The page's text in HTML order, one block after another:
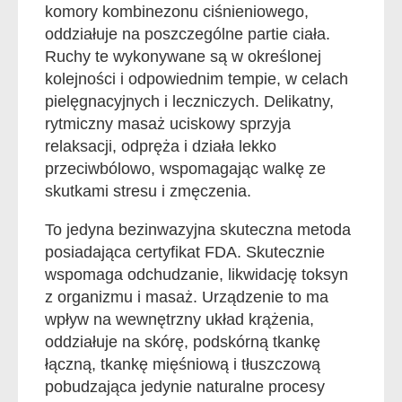
komory kombinezonu ciśnieniowego,
oddziałuje na poszczególne partie ciała.
Ruchy te wykonywane są w określonej
kolejności i odpowiednim tempie, w celach
pielęgnacyjnych i leczniczych. Delikatny,
rytmiczny masaż uciskowy sprzyja
relaksacji, odpręża i działa lekko
przeciwbólowo, wspomagając walkę ze
skutkami stresu i zmęczenia.
To jedyna bezinwazyjna skuteczna metoda
posiadająca certyfikat FDA. Skutecznie
wspomaga odchudzanie, likwidację toksyn
z organizmu i masaż. Urządzenie to ma
wpływ na wewnętrzny układ krążenia,
oddziałuje na skórę, podskórną tkankę
łączną, tkankę mięśniową i tłuszczową
pobudzająca jedynie naturalne procesy